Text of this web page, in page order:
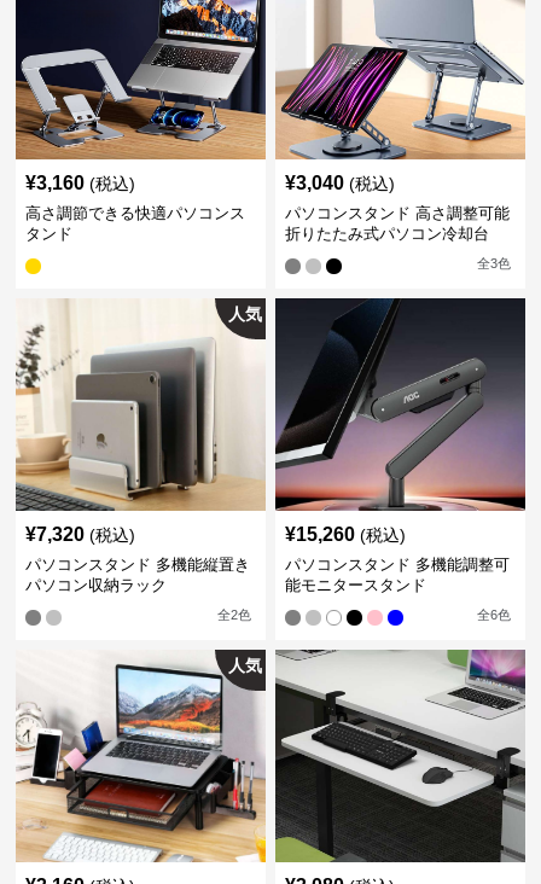
¥3,160 (税込)
高さ調節できる快適パソコンス
タンド
¥3,040 (税込)
パソコンスタンド 高さ調整可能
折りたたみ式パソコン冷却台
全3色
人気
¥7,320 (税込)
パソコンスタンド 多機能縦置き
パソコン収納ラック
全2色
¥15,260 (税込)
パソコンスタンド 多機能調整可
能モニタースタンド
全6色
人気